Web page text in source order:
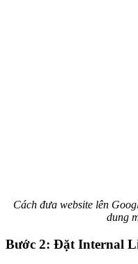
Cách đưa website lên
dung
Bước 2: Đặt Internal